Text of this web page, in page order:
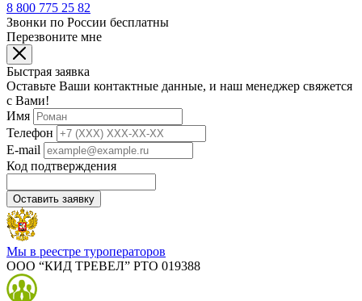
8 800 775 25 82
Звонки по России бесплатны
Перезвоните мне
Быстрая заявка
Оставьте Ваши контактные данные, и наш менеджер свяжется
с Вами!
Имя
Телефон
E-mail
Код подтверждения
Оставить заявку
Мы в реестре туроператоров
ООО “КИД ТРЕВЕЛ” РТО 019388